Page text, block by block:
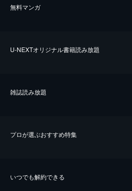
無料マンガ
U-NEXTオリジナル書籍読み放題
雑誌読み放題
プロが選ぶおすすめ特集
いつでも解約できる